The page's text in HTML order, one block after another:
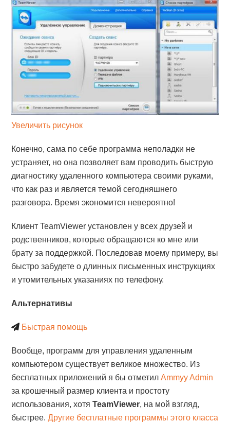
Увеличить рисунок
Конечно, сама по себе программа неполадки не
устраняет, но она позволяет вам проводить быструю
диагностику удаленного компьютера своими руками,
что как раз и является темой сегодняшнего
разговора. Время экономится невероятно!
Клиент TeamViewer установлен у всех друзей и
родственников, которые обращаются ко мне или
брату за поддержкой. Последовав моему примеру, вы
быстро забудете о длинных письменных инструкциях
и утомительных указаниях по телефону.
Альтернативы
Быстрая помощь
Вообще, программ для управления удаленным
компьютером существует великое множество. Из
бесплатных приложений я бы отметилAmmyy Admin
за крошечный размер клиента и простоту
использования, хотяTeamViewer, на мой взгляд,
быстрее.Другие бесплатные программы этого класса